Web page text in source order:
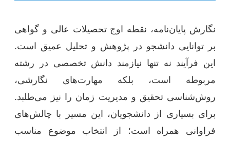
نگارش پایان‌نامه، نقطه اوج تحصیلات عالی و گواهی
بر توانایی دانشجو در پژوهش و تحلیل عمیق است.
این فرآیند نه تنها نیازمند دانش تخصصی در رشته
مربوطه است، بلکه مهارت‌های نگارشی،
روش‌شناسی تحقیق و مدیریت زمان را نیز می‌طلبد.
برای بسیاری از دانشجویان، این مسیر با چالش‌های
فراوانی همراه است؛ از انتخاب موضوع مناسب